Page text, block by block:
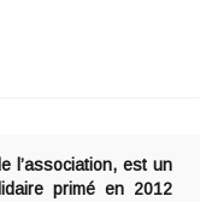
l’association, est un
primé en 2012